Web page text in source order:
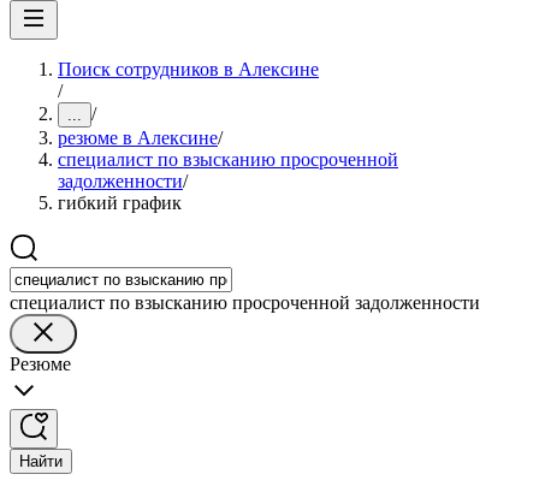
Поиск сотрудников в Алексине
/
... /
резюме в Алексине/
специалист по взысканию просроченной
задолженности/
гибкий график
специалист по взысканию просроченной задолженности
Резюме
Найти